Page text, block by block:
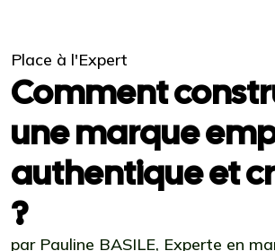
Place à l'Expert
Comment
une marque
authentique et
?
par Pauline BASILE, Experte en